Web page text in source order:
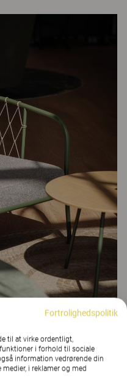
Fortrolighedspolitik
til at virke ordentligt,
i forhold til sociale
information vedrørende din
i reklamer og med